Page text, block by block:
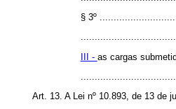
§ 3º
III - as cargas
Art. 13. A Lei nº 10.893, de 13 de